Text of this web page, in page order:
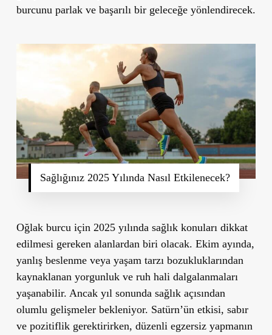
burcunu parlak ve başarılı bir geleceğe yönlendirecek.
Sağlığınız 2025 Yılında Nasıl Etkilenecek?
Oğlak burcu için 2025 yılında sağlık konuları dikkat
edilmesi gereken alanlardan biri olacak. Ekim ayında,
yanlış beslenme veya yaşam tarzı bozukluklarından
kaynaklanan yorgunluk ve ruh hali dalgalanmaları
yaşanabilir. Ancak yıl sonunda sağlık açısından
olumlu gelişmeler bekleniyor. Satürn’ün etkisi, sabır
ve pozitiflik gerektirirken, düzenli egzersiz yapmanın